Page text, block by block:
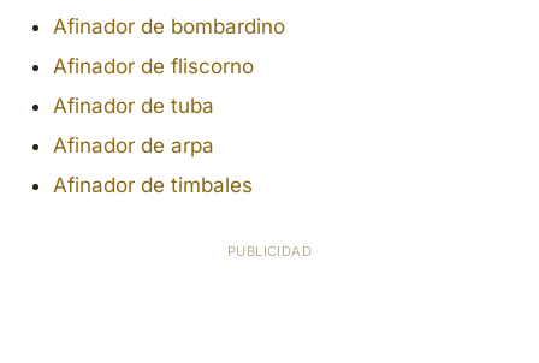
Afinador de bombardino
Afinador de fliscorno
Afinador de tuba
Afinador de arpa
Afinador de timbales